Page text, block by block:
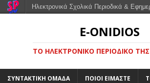
E-ONIDIOS
ΤΟ ΗΛΕΚΤΡΟΝΙΚΌ ΠΕΡΙΟΔΙΚΌ ΤΗΣ
ΣΥΝΤΑΚΤΙΚΉ ΟΜΆΔΑ ΠΟΙΟΙ ΕΊΜΑΣΤΕ
Ηλεκτρονικά Σχολικά Περιοδικά &